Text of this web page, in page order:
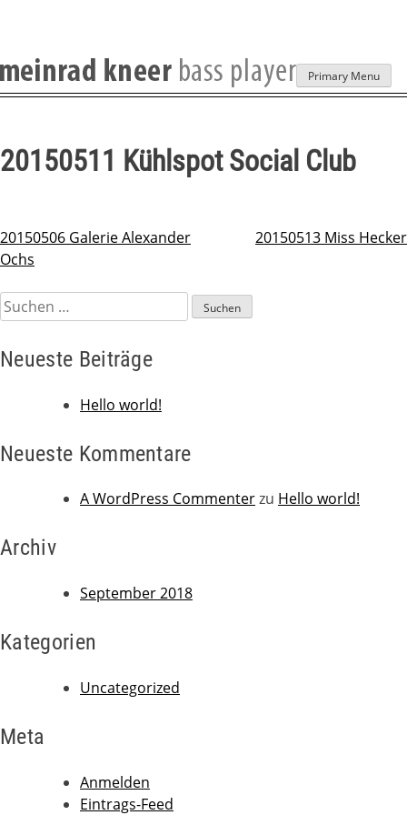
Skip
to
Primary Menu
20150511 Kühlspot Social Club
Beitragsnavigation
20150506 Galerie Alexander
Ochs
20150513 Miss Hecker
Suchen
nach:
Neueste Beiträge
Hello world!
Neueste Kommentare
A WordPress Commenterzu Hello world!
Archiv
September 2018
Kategorien
Uncategorized
Meta
Anmelden
Eintrags-Feed